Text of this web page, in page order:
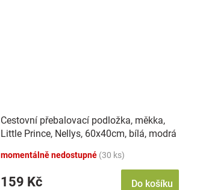
Cestovní přebalovací podložka, měkka,
Little Prince, Nellys, 60x40cm, bílá, modrá
momentálně nedostupné (30 ks)
159 Kč Do košíku